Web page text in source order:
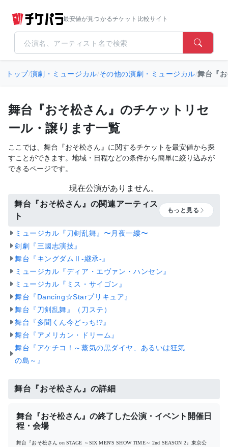
最安値が見つかるチケット比較サイト
トップ/演劇・ミュージカル/その他の演劇・ミュージカル/舞台『
舞台『おそ松さん』のチケットリセ
ール・譲ります一覧
ここでは、舞台『おそ松さん』に関するチケットを最安値から探
すことができます。地域・日程などの条件から簡単に絞り込みが
できるページです。
現在公演がありません。
舞台『おそ松さん』の関連アーティス
ト
もっと見る
ミュージカル『刀剣乱舞』〜月夜一縷〜
剣劇『三國志演技』
舞台『キングダムⅡ-継承-』
ミュージカル『ディア・エヴァン・ハンセン』
ミュージカル『ミス・サイゴン』
舞台『Dancing☆Starプリキュア』
舞台『刀剣乱舞』（刀ステ）
舞台『多聞くん今どっち!?』
舞台『アメリカン・ドリーム』
舞台『アケチコ！～蒸気の黒ダイヤ、あるいは狂気
の島～』
舞台『おそ松さん』の詳細
舞台『おそ松さん』の終了した公演・イベント開催日
程・会場
舞台『おそ松さん on STAGE ～SIX MEN'S SHOW TIME～ 2nd SEASON 2』東京公